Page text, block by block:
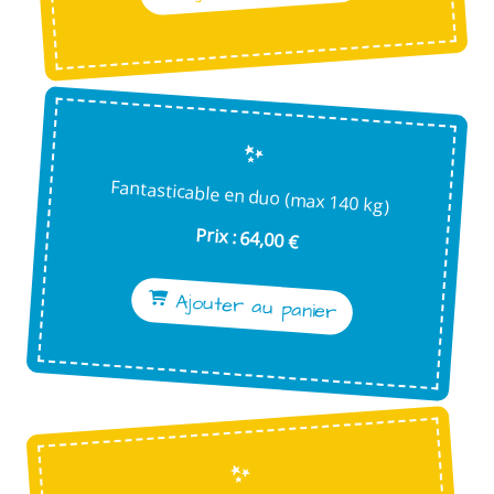
Fantasticable en duo (max 140 kg)
Prix : 64,00 €
Ajouter au panier